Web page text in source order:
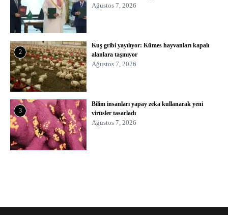
Ağustos 7, 2026
2
Kuş gribi yayılıyor: Kümes hayvanları kapalı
alanlara taşınıyor
Ağustos 7, 2026
3
Bilim insanları yapay zeka kullanarak yeni
virüsler tasarladı
Ağustos 7, 2026